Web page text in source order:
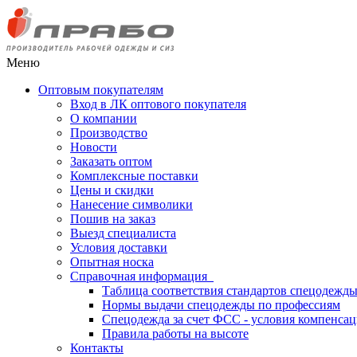
Меню
Оптовым покупателям
Вход в ЛК оптового покупателя
О компании
Производство
Новости
Заказать оптом
Комплексные поставки
Цены и скидки
Нанесение символики
Пошив на заказ
Выезд специалиста
Условия доставки
Опытная носка
Справочная информация
Таблица соответствия стандартов спецодежды
Нормы выдачи спецодежды по профессиям
Спецодежда за счет ФСС - условия
Правила работы на высоте
Контакты